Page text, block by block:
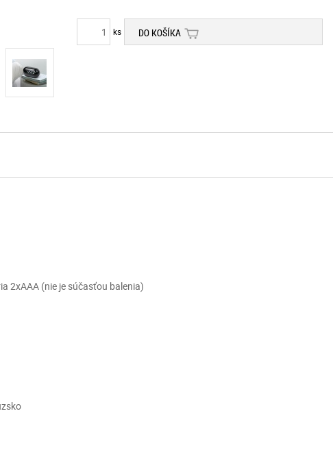
ks DO KOŠÍKA
2xAAA (nie je súčasťou balenia)